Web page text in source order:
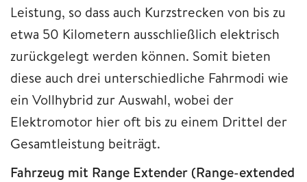
Leistung, so dass auch Kurzstrecken von bis zu
etwa 50 Kilometern ausschließlich elektrisch
zurückgelegt werden können. Somit bieten
diese auch drei unterschiedliche Fahrmodi wie
ein Vollhybrid zur Auswahl, wobei der
Elektromotor hier oft bis zu einem Drittel der
Gesamtleistung beiträgt.
Fahrzeug mit Range Extender (Range-extended